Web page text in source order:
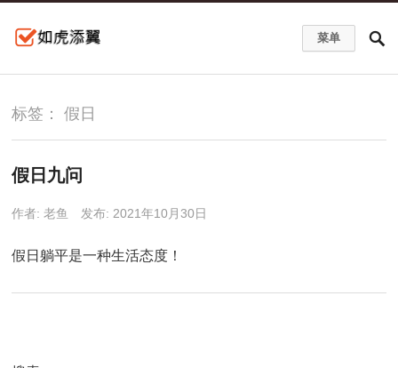
菜单
标签：假日
假日九问
作者:老鱼 发布: 2021年10月30日
假日躺平是一种生活态度！